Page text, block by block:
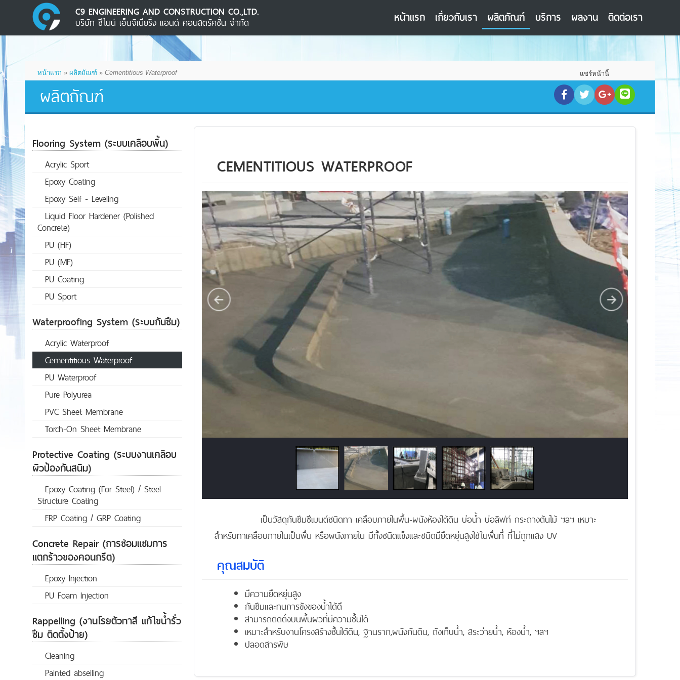
C9 ENGINEERING AND CONSTRUCTION CO.,LTD.
บริษัท ซีไนน์ เอ็นจิเนียริ่ง แอนด์ คอนสตรัคชั่น จำกัด หน้าแรก เกี่ยวกับเรา ผลิตภัณฑ์ บริการ ผลงาน ติดต่อเรา
หน้าแรก » ผลิตถัณฑ์ » Cementitious Waterproof
ผลิตถัณฑ์
แชร์หน้านี้
CEMENTITIOUS WATERPROOF
เป็นวัสดุกันซึมซีเมนต์ชนิดทา เคลือบภายในพื้น-ผนังห้องใต้ดิน บ่อน้ำ บ่อลิฟท์ กระถางต้นไม้ ฯลฯ เหมาะ
สำหรับทาเคลือบภายในเป็นพื้น หรือผนังภายใน มีทั้งชนิดแข็งและชนิดมียืดหยุ่นสูงใช้ในพื้นที่ ที่ไม่ถูกแสง UV
คุณสมบัติ
มีความยืดหยุ่นสูง
กันซึมและทนการขังของน้ำได้ดี
สามารถติดตั้งบนพื้นผิวที่มีความชื้นได้
เหมาะสำหรับงานโครงสร้างชั้นใต้ดิน, ฐานราก,ผนังกันดิน, ถังเก็บน้ำ, สระว่ายน้ำ, ห้องน้ำ, ฯลฯ
ปลอดสารพิษ
Flooring System (ระบบเคลือบพื้น)
Acrylic Sport
Epoxy Coating
Epoxy Self - Leveling
Liquid Floor Hardener (Polished
Concrete)
PU (HF)
PU (MF)
PU Coating
PU Sport
Waterproofing System (ระบบกันซึม)
Acrylic Waterproof
Cementitious Waterproof
PU Waterproof
Pure Polyurea
PVC Sheet Membrane
Torch-On Sheet Membrane
Protective Coating (ระบบงานเคลือบ
ผิวป้องกันสนิม)
Epoxy Coating (For Steel) / Steel
Structure Coating
FRP Coating / GRP Coating
Concrete Repair (การซ่อมแซมการ
แตกร้าวของคอนกรีต)
Epoxy Injection
PU Foam Injection
Rappelling (งานโรยตัวทาสี แก้ไขน้ำรั่ว
ซึม ติดตั้งป้าย)
Cleaning
Painted abseiling